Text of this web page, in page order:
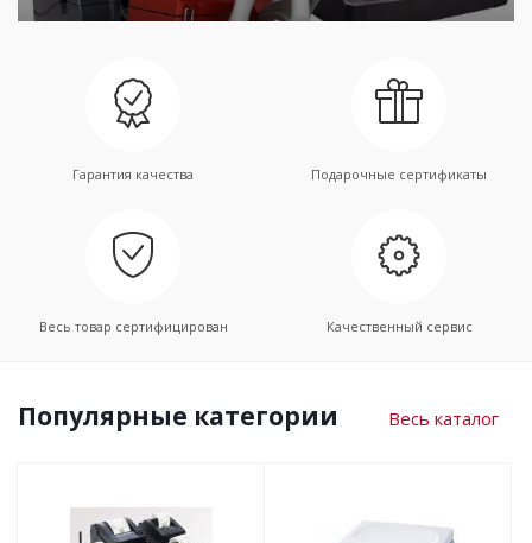
Гарантия качества Подарочные сертификаты
Весь товар сертифицирован Качественный сервис
Популярные категории Весь каталог